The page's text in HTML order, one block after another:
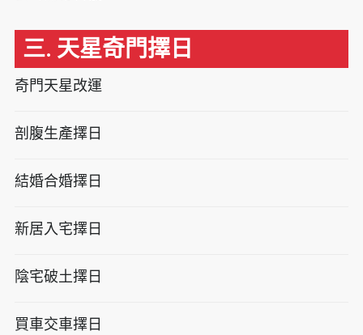
三. 天星奇門擇日
奇門天星改運
剖腹生產擇日
結婚合婚擇日
新居入宅擇日
陰宅破土擇日
買車交車擇日